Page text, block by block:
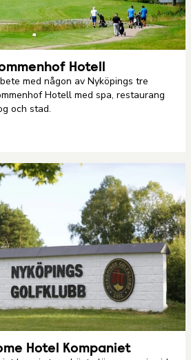
Hotell
med någon av Nyköpings tre
Hotell med spa, restaurang
och stad.
Hotel Kompaniet